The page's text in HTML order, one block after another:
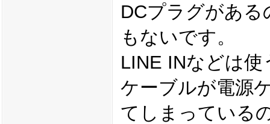
DCプラグがあ
もないです。
LINE INなどは
ケーブルが電源
てしまっている